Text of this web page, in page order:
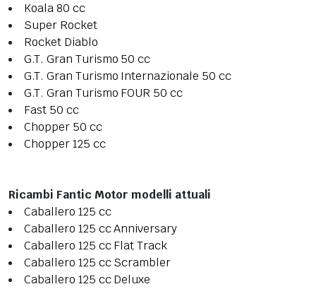
Koala 80 cc
Super Rocket
Rocket Diablo
G.T. Gran Turismo 50 cc
G.T. Gran Turismo Internazionale 50 cc
G.T. Gran Turismo FOUR 50 cc
Fast 50 cc
Chopper 50 cc
Chopper 125 cc
Ricambi Fantic Motor modelli attuali
Caballero 125 cc
Caballero 125 cc Anniversary
Caballero 125 cc Flat Track
Caballero 125 cc Scrambler
Caballero 125 cc Deluxe